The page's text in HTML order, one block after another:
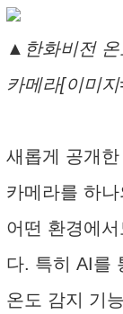
▲한화비전 온
카메라[이미
새롭게 공개
카메라를 하
어떤 환경에
다. 특히 AI를
온도 감지 기